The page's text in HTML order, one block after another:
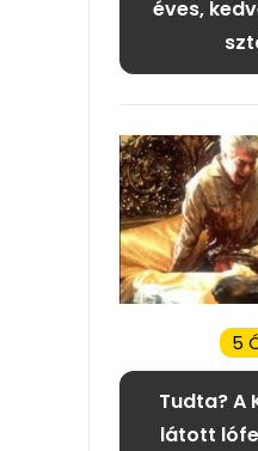
éves,
5
Tudta? A
látott